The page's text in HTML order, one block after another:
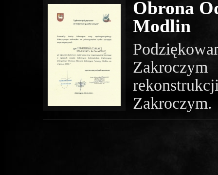
Obrona
Modlin
Zakroczym.